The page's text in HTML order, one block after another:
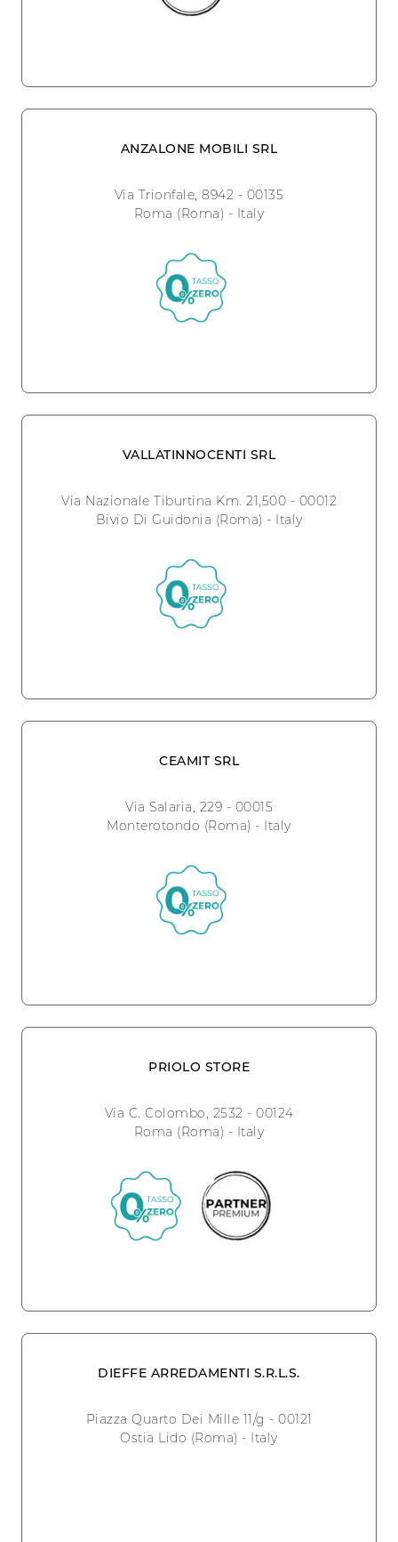
ANZALONE MOBILI SRL
Via Trionfale, 8942 - 00135
Roma (Roma) - Italy
VALLATINNOCENTI SRL
Via Nazionale Tiburtina Km. 21,500 - 00012
Bivio Di Guidonia (Roma) - Italy
CEAMIT SRL
Via Salaria, 229 - 00015
Monterotondo (Roma) - Italy
PRIOLO STORE
Via C. Colombo, 2532 - 00124
Roma (Roma) - Italy
DIEFFE ARREDAMENTI S.R.L.S.
Piazza Quarto Dei Mille 11/g - 00121
Ostia Lido (Roma) - Italy